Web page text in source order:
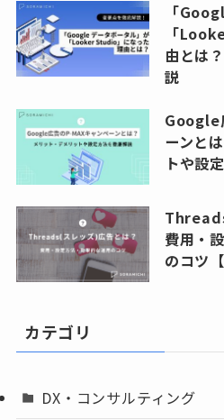
「
「
由とは
説
Google
ーンと
トや設
費用・
のコツ
カテゴリ
DX・コンサルティング